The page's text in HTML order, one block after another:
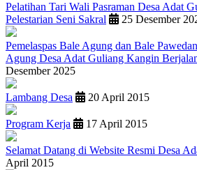
Pelatihan Tari Wali Pasraman Desa Adat
Pelestarian Seni Sakral
25 Desember
Pemelaspas Bale Agung dan Bale
Agung Desa Adat Guliang Kangin
Desember 2025
Lambang Desa 20 April 2015
Program Kerja 17 April 2015
Selamat Datang di Website Resmi Desa
April 2015